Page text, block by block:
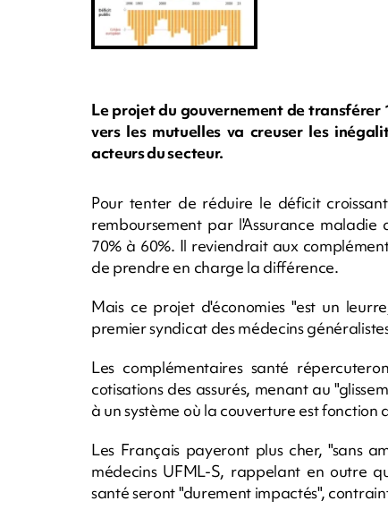
Le projet du gouvernement de transférer
vers les mutuelles va creuser les
acteurs du secteur.
Pour tenter de réduire le déficit
remboursement par l'Assurance maladie
70% à 60%. Il reviendrait aux
de prendre en charge la différence.
Mais ce projet d'économies "est un
premier syndicat des médecins
Les complémentaires santé
cotisations des assurés, menant au
à un système où la couverture est fonction
Les Français payeront plus cher, "sans
médecins UFML-S, rappelant en outre
santé seront "durement impactés",